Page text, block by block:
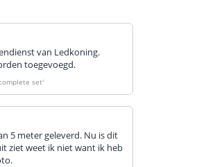
van Ledkoning.
toegevoegd.
set'
5 meter geleverd. Nu is dit
ziet weet ik niet want ik heb